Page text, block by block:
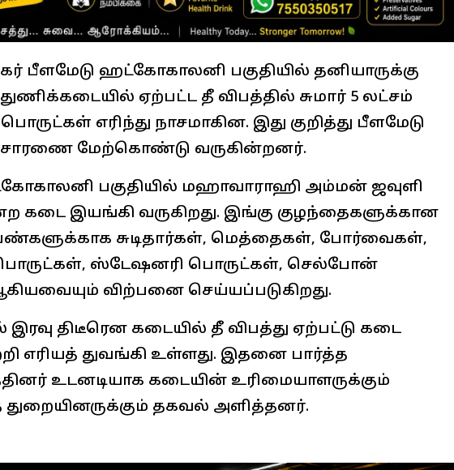
பீளமேடு ஹட்கோகாலனி பகுதியில் தனியாருக்கு
ஏற்பட்ட தீ விபத்தில் சுமார் 5 லட்சம்
எரிந்து நாசமாகின. இது குறித்து பீளமேடு
மேற்கொண்டு வருகின்றனர்.
பகுதியில் மஹாவாராஹி அம்மன் ஜவுளி
இயங்கி வருகிறது. இங்கு குழந்தைகளுக்கான
சுடிதார்கள், மெத்தைகள், போர்வைகள்,
பொருட்கள், ஸ்டேஷனரி பொருட்கள், செல்போன்
விற்பனை செய்யப்படுகிறது.
திடீரென கடையில் தீ விபத்து ஏற்பட்டு கடை
எரியத் துவங்கி உள்ளது. இதனை பார்த்த
உடனடியாக கடையின் உரிமையாளருக்கும்
தகவல் அளித்தனர்.